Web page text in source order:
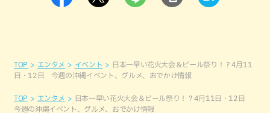
TOP エンタメ イベント
日本一早い花火大会＆ビール祭り！？4月11
日・12日 今週の沖縄イベント、グルメ、おでかけ情報
TOP エンタメ
日本一早い花火大会＆ビール祭り！？4月11日・12日
今週の沖縄イベント、グルメ、おでかけ情報